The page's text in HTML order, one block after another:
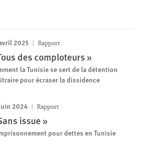
2025 Rapport
des comploteurs »
la Tunisie se sert de la détention
pour écraser la dissidence
2024 Rapport
issue »
pour dettes en Tunisie